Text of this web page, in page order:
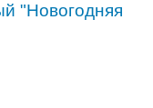
"Новогодняя